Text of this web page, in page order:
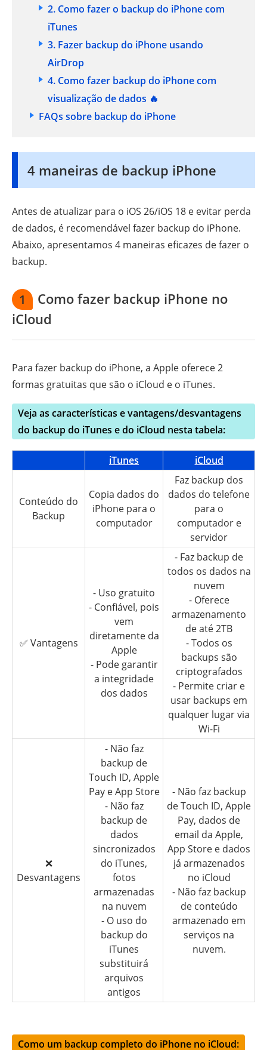
2. Como fazer o backup do iPhone com
iTunes
3. Fazer backup do iPhone usando
AirDrop
4. Como fazer backup do iPhone com
visualização de dados 🔥
FAQs sobre backup do iPhone
4 maneiras de backup iPhone
Antes de atualizar para o iOS 26/iOS 18 e evitar perda
de dados, é recomendável fazer backup do iPhone.
Abaixo, apresentamos 4 maneiras eficazes de fazer o
backup.
1
Como fazer backup iPhone no
iCloud
Para fazer backup do iPhone, a Apple oferece 2
formas gratuitas que são o iCloud e o iTunes.
Veja as características e vantagens/desvantagens
do backup do iTunes e do iCloud nesta tabela:
iTunes iCloud
Conteúdo do
Backup
Copia dados do
iPhone para o
computador
Faz backup dos
dados do telefone
para o
computador e
servidor
✅ Vantagens
- Uso gratuito
- Confiável, pois
vem
diretamente da
Apple
- Pode garantir
a integridade
dos dados
- Faz backup de
todos os dados na
nuvem
- Oferece
armazenamento
de até 2TB
- Todos os
backups são
criptografados
- Permite criar e
usar backups em
qualquer lugar via
Wi-Fi
❌
Desvantagens
- Não faz
backup de
Touch ID, Apple
Pay e App Store
- Não faz
backup de
dados
sincronizados
do iTunes,
fotos
armazenadas
na nuvem
- O uso do
backup do
iTunes
substituirá
arquivos
antigos
- Não faz backup
de Touch ID, Apple
Pay, dados de
email da Apple,
App Store e dados
já armazenados
no iCloud
- Não faz backup
de conteúdo
armazenado em
serviços na
nuvem.
Como um backup completo do iPhone no iCloud: